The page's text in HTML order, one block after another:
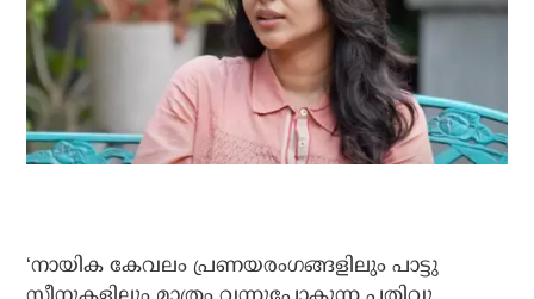
‘നായിക കേവലം പ്രണയരംഗങ്ങളിലും പാട്ടു
സീനുകളിലും മാത്രം വന്നുപോകുന്ന പതിവു